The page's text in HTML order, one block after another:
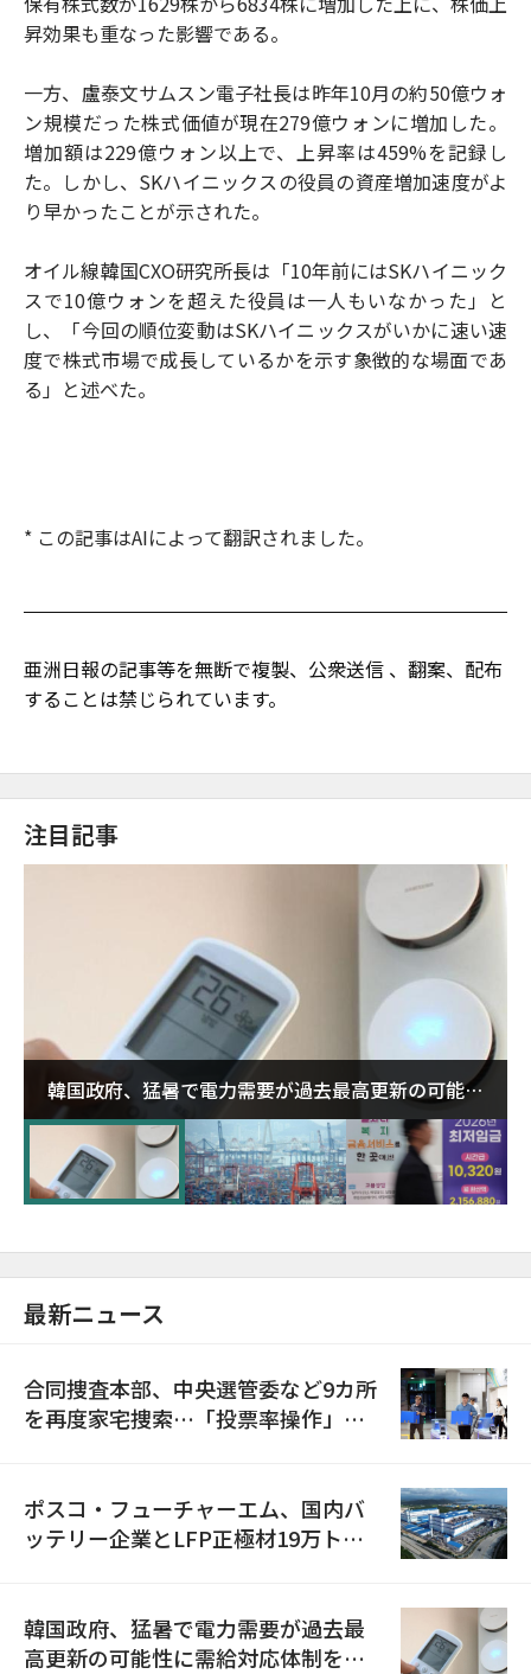
昇効果も重なった影響である。
一方、盧泰文サムスン電子社長は昨年10月の約50億ウォ
ン規模だった株式価値が現在279億ウォンに増加した。
増加額は229億ウォン以上で、上昇率は459%を記録し
た。しかし、SKハイニックスの役員の資産増加速度がよ
り早かったことが示された。
オイル線韓国CXO研究所長は「10年前にはSKハイニック
スで10億ウォンを超えた役員は一人もいなかった」と
し、「今回の順位変動はSKハイニックスがいかに速い速
度で株式市場で成長しているかを示す象徴的な場面であ
る」と述べた。
* この記事はAIによって翻訳されました。
亜洲日報の記事等を無断で複製、公衆送信 、翻案、配布
することは禁じられています。
注目記事
韓国政府、猛暑で電力需要が過去最高更新の可能性
に需給対応体制を点検
最新ニュース
合同捜査本部、中央選管委など9カ所
を再度家宅捜索…「投票率操作」の
ポスコ・フューチャーエム、国内バ
ッテリー企業とLFP正極材19万トン
韓国政府、猛暑で電力需要が過去最
高更新の可能性に需給対応体制を点